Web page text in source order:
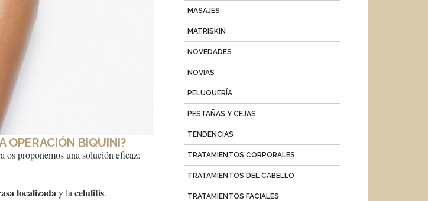
OPERACIÓN BIQUINI?
os proponemos una solución eficaz:
localizada y la celulitis.
MASAJES
MATRISKIN
NOVEDADES
NOVIAS
PELUQUERÍA
PESTAÑAS Y CEJAS
TENDENCIAS
TRATAMIENTOS CORPORALES
TRATAMIENTOS DEL CABELLO
TRATAMIENTOS FACIALES